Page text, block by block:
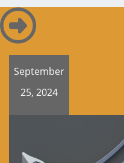
September
25, 2024